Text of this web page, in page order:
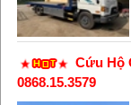
Cứu Hộ
0868.15.3579